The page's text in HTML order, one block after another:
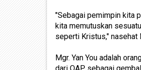
"Sebagai pemimpin kita
kita memutuskan
seperti Kristus," nasehat
Mgr. Yan You adalah